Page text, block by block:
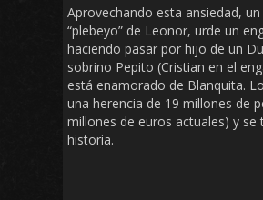
Aprovechando esta ansiedad,
“plebeyo” de Leonor, urde un
haciendo pasar por hijo de un
sobrino Pepito (Cristian en el
está enamorado de Blanquita.
una herencia de 19 millones de
millones de euros actuales) y se
historia.